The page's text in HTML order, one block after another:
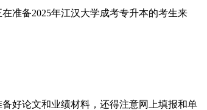
准备2025年江汉大学成考专升本的考生来
好论文和业绩材料，还得注意网上填报和单